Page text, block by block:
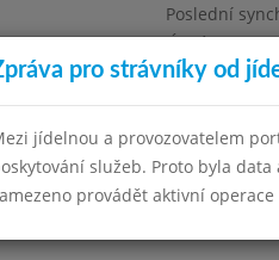
Poslední
Úterý
680
Kontakty a informace
pro strávníky od
jídelnou a provozovatelem
služeb. Proto byla
provádět aktivní